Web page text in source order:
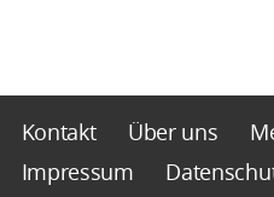
Kontakt Über uns
Impressum